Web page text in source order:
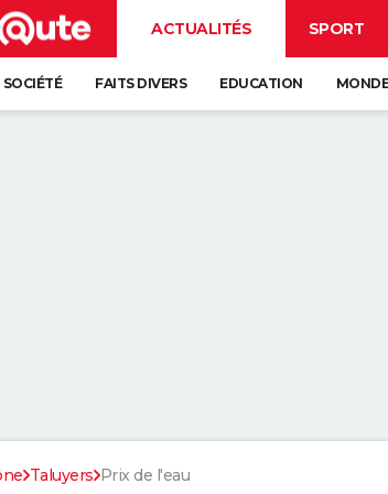
ACTUALITÉS SPORT
SOCIÉTÉ FAITS DIVERS EDUCATION MONDE
Taluyers Prix de l'eau